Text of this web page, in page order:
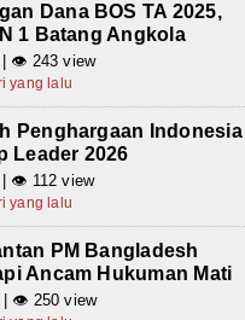
Dana BOS TA 2025,
1 Batang Angkola
| 👁 243 view
yang lalu
Penghargaan Indonesia
Leader 2026
| 👁 112 view
yang lalu
PM Bangladesh
Ancam Hukuman Mati
| 👁 250 view